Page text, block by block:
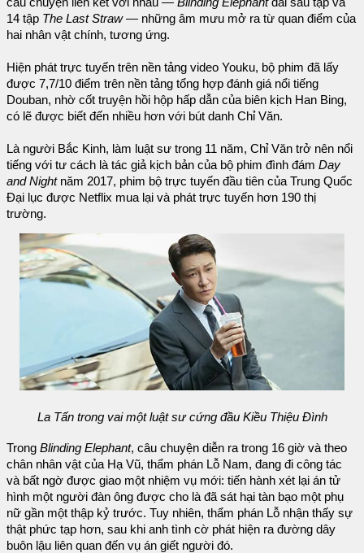
14 tập The Last Straw— những âm mưu mở ra từ quan điểm của
hai nhân vật chính, tương ứng.
Hiện phát trực tuyến trên nền tảng video Youku, bộ phim đã lấy
được 7,7/10 điểm trên nền tảng tổng hợp đánh giá nổi tiếng
Douban, nhờ cốt truyện hồi hộp hấp dẫn của biên kịch Han Bing,
có lẽ được biết đến nhiều hơn với bút danh Chỉ Văn.
Là người Bắc Kinh, làm luật sư trong 11 năm, Chỉ Văn trở nên nổi
tiếng với tư cách là tác giả kịch bản của bộ phim đình đám Day
and Nightnăm 2017, phim bộ trực tuyến đầu tiên của Trung Quốc
Đại lục được Netflix mua lại và phát trực tuyến hơn 190 thị
trường.
La Tấn trong vai một luật sư cứng đầu Kiều Thiệu Đình
Trong Blinding Elephant, câu chuyện diễn ra trong 16 giờ và theo
chân nhân vật của Hạ Vũ, thẩm phán Lỗ Nam, đang đi công tác
và bất ngờ được giao một nhiệm vụ mới: tiến hành xét lại án tử
hình một người đàn ông được cho là đã sát hại tàn bạo một phụ
nữ gần một thập kỷ trước. Tuy nhiên, thẩm phán Lỗ nhận thấy sự
thật phức tạp hơn, sau khi anh tình cờ phát hiện ra đường dây
buôn lậu liên quan đến vụ án giết người đó.